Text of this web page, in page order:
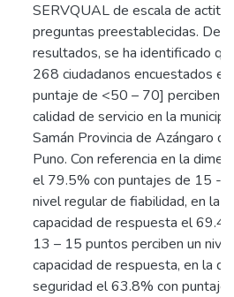
SERVQUAL de escala de
preguntas preestablecidas. De
resultados, se ha identificado
268 ciudadanos encuestados el
puntaje de <50 – 70] perciben
calidad de servicio en la
Samán Provincia de Azángaro
Puno. Con referencia en la
el 79.5% con puntajes de 15 -
nivel regular de fiabilidad, en la
capacidad de respuesta el
13 – 15 puntos perciben un
capacidad de respuesta, en la
seguridad el 63.8% con